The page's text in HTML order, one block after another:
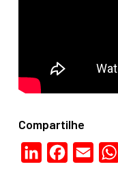
Compartilhe
LinkedInFacebook
Email